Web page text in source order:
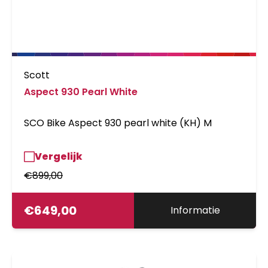
Scott
Aspect 930 Pearl White
SCO Bike Aspect 930 pearl white (KH) M
Vergelijk
€899,00
€649,00 Informatie